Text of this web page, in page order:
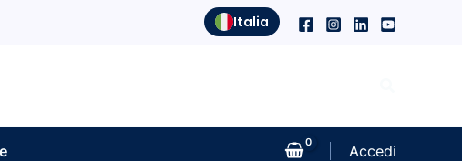
Italia
Accedi